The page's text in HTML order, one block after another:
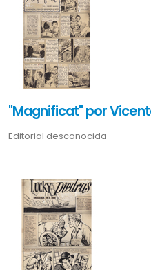
"Magnificat" por
Editorial desconocida